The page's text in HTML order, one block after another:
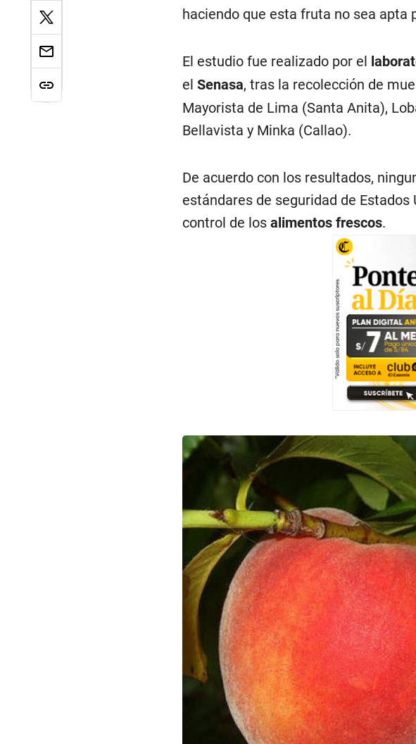
haciendo que esta fruta no sea apta
El estudio fue realizado por el
el Senasa, tras la recolección de
Mayorista de Lima (Santa Anita),
Bellavista y Minka (Callao).
De acuerdo con los resultados,
estándares de seguridad de
control de los alimentos frescos.